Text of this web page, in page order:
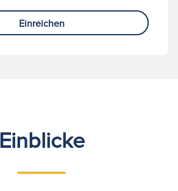
Einreichen
Einblicke